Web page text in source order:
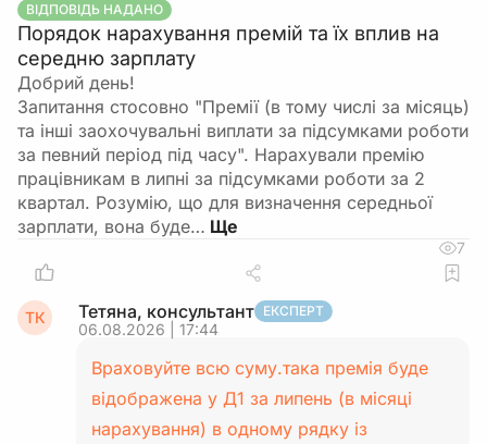
ВІДПОВІДЬ НАДАНО
Порядок нарахування премій та їх вплив на
середню зарплату
Добрий день!
Запитання стосовно "Премії (в тому числі за місяць)
та інші заохочувальні виплати за підсумками роботи
за певний період під часу". Нарахували премію
працівникам в липні за підсумками роботи за 2
квартал. Розумію, що для визначення середньої
зарплати, вона буде…
7
ТК Тетяна, консультант ЕКСПЕРТ
06.08.2026 | 17:44
Враховуйте всю суму.така премія буде
відображена у Д1 за липень (в місяці
нарахування) в одному рядку із